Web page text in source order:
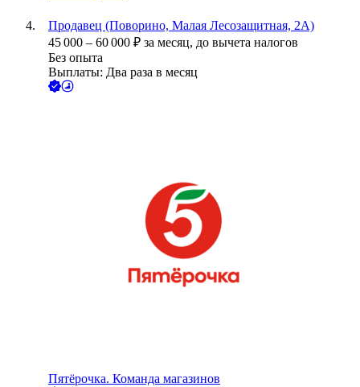
Продавец (Поворино, Малая Лесозащитная, 2А)
45 000 – 60 000 ₽ за месяц, до вычета налогов
Без опыта
Выплаты: Два раза в месяц
Пятёрочка. Команда магазинов